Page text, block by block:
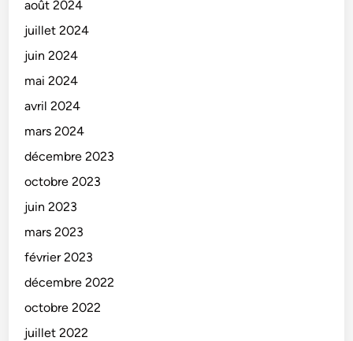
août 2024
juillet 2024
juin 2024
mai 2024
avril 2024
mars 2024
décembre 2023
octobre 2023
juin 2023
mars 2023
février 2023
décembre 2022
octobre 2022
juillet 2022